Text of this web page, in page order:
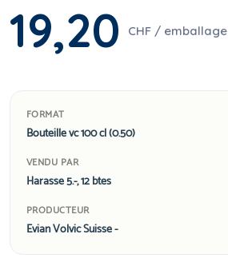
19,20 CHF / emballage
FORMAT
Bouteille vc 100 cl (0.50)
VENDU PAR
Harasse 5.-, 12 btes
PRODUCTEUR
Evian Volvic Suisse -